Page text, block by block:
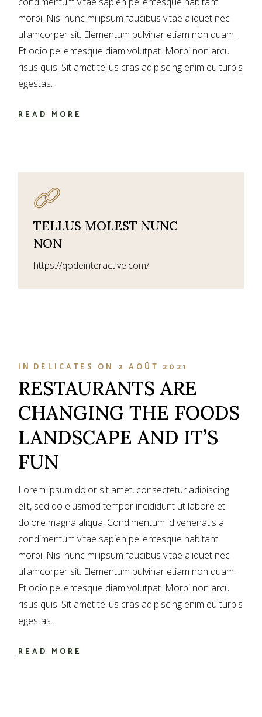
morbi. Nisl nunc mi ipsum faucibus vitae aliquet nec
ullamcorper sit. Elementum pulvinar etiam non quam.
Et odio pellentesque diam volutpat. Morbi non arcu
risus quis. Sit amet tellus cras adipiscing enim eu turpis
egestas.
READ MORE
TELLUS MOLEST NUNC
NON
https://qodeinteractive.com/
IN DELICATES ON 2 AOÛT 2021
RESTAURANTS ARE
CHANGING THE FOODS
LANDSCAPE AND IT’S
FUN
Lorem ipsum dolor sit amet, consectetur adipiscing
elit, sed do eiusmod tempor incididunt ut labore et
dolore magna aliqua. Condimentum id venenatis a
condimentum vitae sapien pellentesque habitant
morbi. Nisl nunc mi ipsum faucibus vitae aliquet nec
ullamcorper sit. Elementum pulvinar etiam non quam.
Et odio pellentesque diam volutpat. Morbi non arcu
risus quis. Sit amet tellus cras adipiscing enim eu turpis
egestas.
READ MORE